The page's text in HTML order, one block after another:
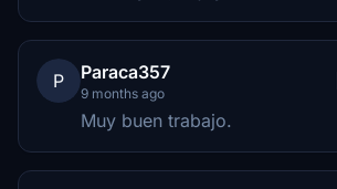
P Paraca357
9 months ago
Muy buen trabajo.